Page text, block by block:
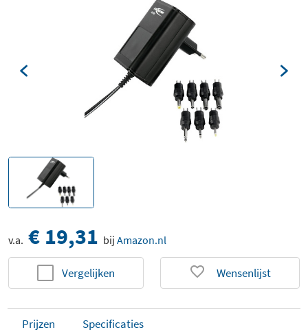
v.a. € 19,31 bij Amazon.nl
Vergelijken Wensenlijst
Prijzen Specificaties